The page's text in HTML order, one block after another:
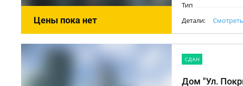
Цены пока нет
Тип
Детали:
CДАН
Дом "Ул.